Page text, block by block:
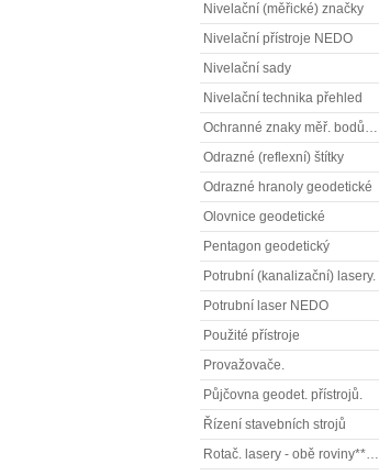
Nivelační (měřické) značky
Nivelační přístroje NEDO
Nivelační sady
Nivelační technika přehled
Ochranné znaky měř. bodů OTZ - (signalizační, ochranné tyče)
Odrazné (reflexní) štítky
Odrazné hranoly geodetické
Olovnice geodetické
Pentagon geodetický
Potrubní (kanalizační) lasery.
Potrubní laser NEDO
Použité přístroje
Provažovače.
Půjčovna geodet. přístrojů.
Řízení stavebních strojů
Rotač. lasery - obě roviny** (vodorovnou a svislou rovinu)